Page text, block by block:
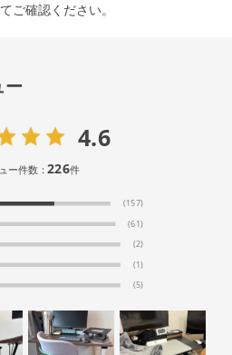
ご確認ください。
ー
4.6
ー件数：226件
(157)
(61)
(2)
(1)
(5)